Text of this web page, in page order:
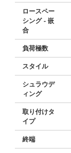
ロースペー
シング - 嵌
合
負荷極数
スタイル
シュラウデ
ィング
取り付けタ
イプ
終端